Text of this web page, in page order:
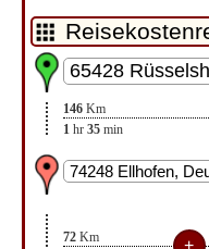
146 Km
1 hr 35 min
72 Km